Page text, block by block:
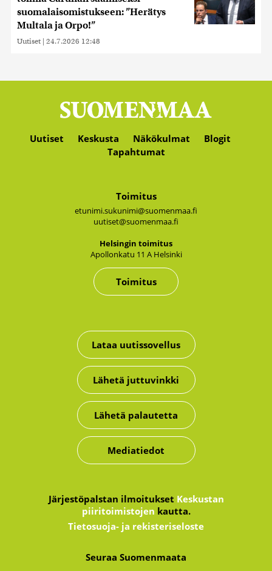
suomalaisomistukseen: ”Herätys
Multala ja Orpo!”
Uutiset | 24.7.2026 12:48
Uutiset Keskusta Näkökulmat
Blogit
Tapahtumat
Toimitus
etunimi.sukunimi@suomenmaa.fi
uutiset@suomenmaa.fi
Hel­sin­gin toi­mi­tus
Apol­lon­ka­tu 11 A Hel­sin­ki
Toimitus
Lataa uutissovellus
Lähetä juttuvinkki
Lähetä palautetta
Mediatiedot
Järjestöpalstan ilmoitukset Keskustan
piiritoimistojen kautta.
Tietosuoja- ja rekisteriseloste
Seuraa Suomenmaata